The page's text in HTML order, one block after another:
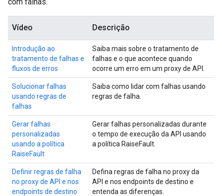
Vídeo Descrição
Introdução ao
tratamento de falhas e
fluxos de erros
Saiba mais sobre o tratamento de
falhas e o que acontece quando
ocorre um erro em um proxy de API.
Solucionar falhas
usando regras de
falhas
Saiba como lidar com falhas usando
regras de falha.
Gerar falhas
personalizadas
usando a política
RaiseFault
Gerar falhas personalizadas durante
o tempo de execução da API usando
a política RaiseFault.
Definir regras de falha
no proxy de API e nos
endpoints de destino
Defina regras de falha no proxy da
API e nos endpoints de destino e
entenda as diferenças.